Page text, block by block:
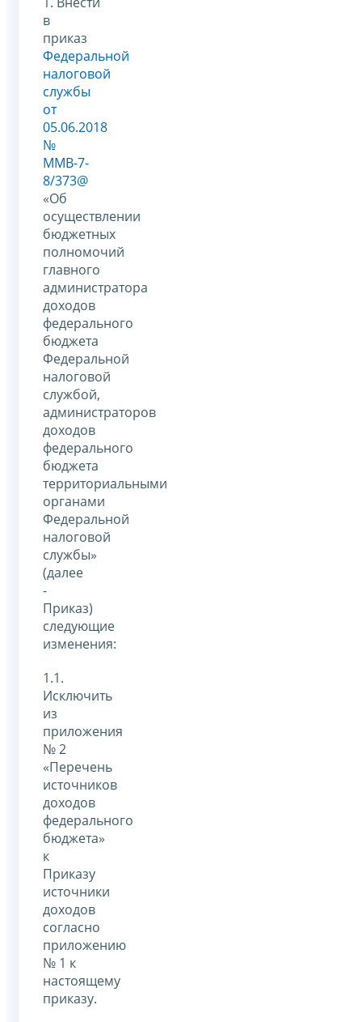
в
приказ
Федеральной
налоговой
службы
от
05.06.2018
№
ММВ-7-
8/373@
«Об
осуществлении
бюджетных
полномочий
главного
администратора
доходов
федерального
бюджета
Федеральной
налоговой
службой,
администраторов
доходов
федерального
бюджета
территориальными
органами
Федеральной
налоговой
службы»
(далее
-
Приказ)
следующие
изменения:
1.1.
Исключить
из
приложения
№ 2
«Перечень
источников
доходов
федерального
бюджета»
к
Приказу
источники
доходов
согласно
приложению
№ 1 к
настоящему
приказу.